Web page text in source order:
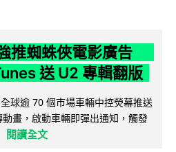
推蜘蛛俠電影廣告
送 U2 專輯翻版
球逾 70 個市場車輛中控熒幕推送
動畫，啟動車輛即彈出通知，觸發
閱讀全文